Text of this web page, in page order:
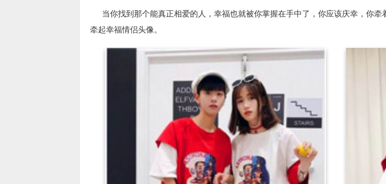
当你找到那个能真正相爱的人，幸福也就被你掌握在手中了，你应该庆幸，你牵
牵起幸福情侣头像。